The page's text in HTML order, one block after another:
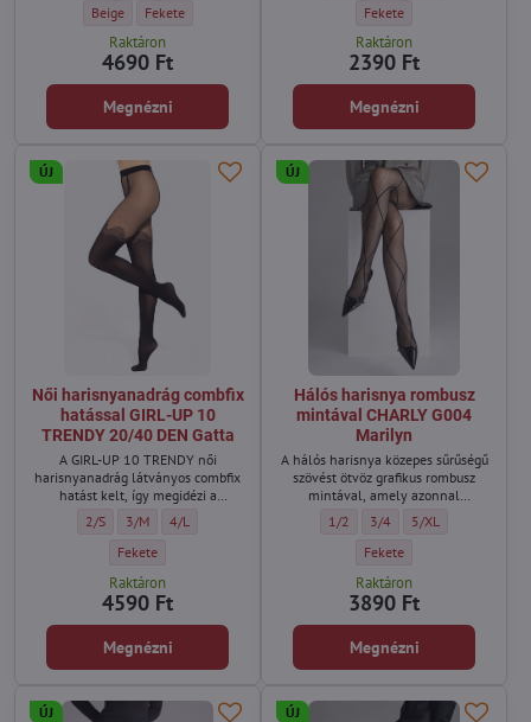
Női ultra vékony harisnyanadrág PURE 7 DEN Amour - Szín:
Beige Női ultra vékony harisnyanadrág PURE 7 DEN Amour - Szín:
Fekete
Raktáron
4690 Ft
Megnézni
Női vékony leggings
Fekete
Raktáron
2390 Ft
Megnézni
ÚJ
Női harisnyanadrág combfix
hatással GIRL-UP 10
TRENDY 20/40 DEN Gatta
A GIRL-UP 10 TRENDY női
harisnyanadrág látványos combfix
hatást kelt, így megidézi a
harisnya nélkül.
Női harisnyanadrág combfix hatással GIRL-UP 10 TRENDY 20/40 DEN
2/S Női harisnyanadrág combfix hatással GIRL-UP 10 TRENDY 20/40
3/M Női harisnyanadrág combfix hatással GIRL-UP 10 TRENDY
4/L
Női harisnyanadrág combfix hatással GIRL-UP 10 TRENDY 20/40
Fekete
Raktáron
4590 Ft
Megnézni
ÚJ
Hálós harisnya rombusz
mintával CHARLY G004
Marilyn
A hálós harisnya közepes sűrűségű
szövést ötvöz grafikus rombusz
mintával, amely azonnal
kölcsönöz.
Hálós harisnya rombusz
1/2 Hálós harisnya rombusz
3/4 Hálós harisnya
5/XL
Hálós harisnya rombusz
Fekete
Raktáron
3890 Ft
Megnézni
ÚJ ÚJ